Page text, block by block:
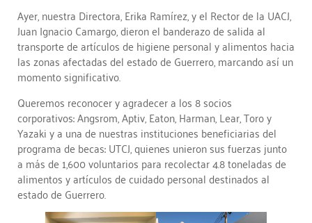
Ayer, nuestra Directora, Erika Ramírez, y el Rector de la UACJ,
Juan Ignacio Camargo, dieron el banderazo de salida al
transporte de artículos de higiene personal y alimentos hacia
las zonas afectadas del estado de Guerrero, marcando así un
momento significativo.
Queremos reconocer y agradecer a los 8 socios
corporativos: Angsrom, Aptiv, Eaton, Harman, Lear, Toro y
Yazaki y a una de nuestras instituciones beneficiarias del
programa de becas: UTCJ, quienes unieron sus fuerzas junto
a más de 1,600 voluntarios para recolectar 4.8 toneladas de
alimentos y artículos de cuidado personal destinados al
estado de Guerrero.